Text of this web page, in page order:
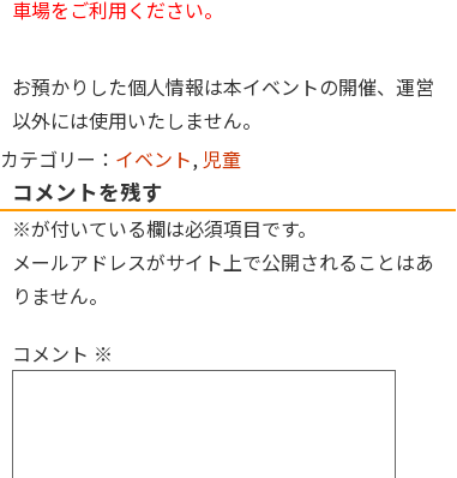
車場をご利用ください。
お預かりした個人情報は本イベントの開催、運営
以外には使用いたしません。
カテゴリー： イベント, 児童
コメントを残す
※が付いている欄は必須項目です。
メールアドレスがサイト上で公開されることはあ
りません。
コメント ※